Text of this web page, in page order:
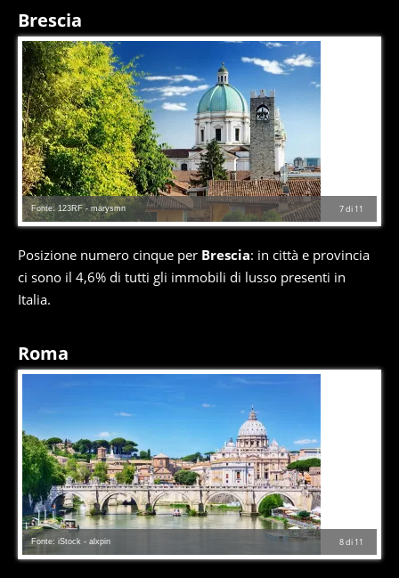
Brescia
7di 11
Fonte: 123RF - marysmn
Posizione numero cinque per Brescia: in città e provincia
ci sono il 4,6% di tutti gli immobili di lusso presenti in
Italia.
Roma
8di 11
Fonte: iStock - alxpin